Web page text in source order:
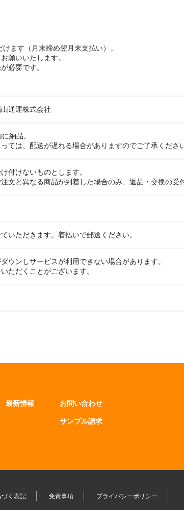
ます（月末締め翌月末支払い）。
願いいたします。
必要です。
通運株式会社
納品。
ては、配送が遅れる場合がありますのでご了承ください
付けないものとします。
文と異なる商品が到着した場合のみ、返品・交換の受
いただきます。着払いで郵送ください。
ウンしサービスが利用できない場合があります。
ただくことがございます。
最新情報 お問い合わせ
サンプル請求
く表記 免責事項 プライバシーポリシー